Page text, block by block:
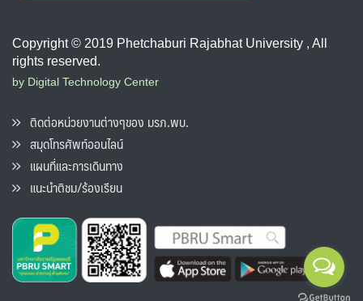
Copyright © 2019 Phetchaburi Rajabhat University , All
rights reserved.
by Digital Technology Center
ติดต่อหน่วยงานต่างๆของ มรภ.พบ.
สมุดโทรศัพท์ออนไลน์
แผนที่และการเดินทาง
แนะนำติชม/ร้องเรียน